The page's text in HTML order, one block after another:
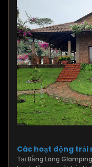
Các hoạt động trải
Tại Bằng Lăng